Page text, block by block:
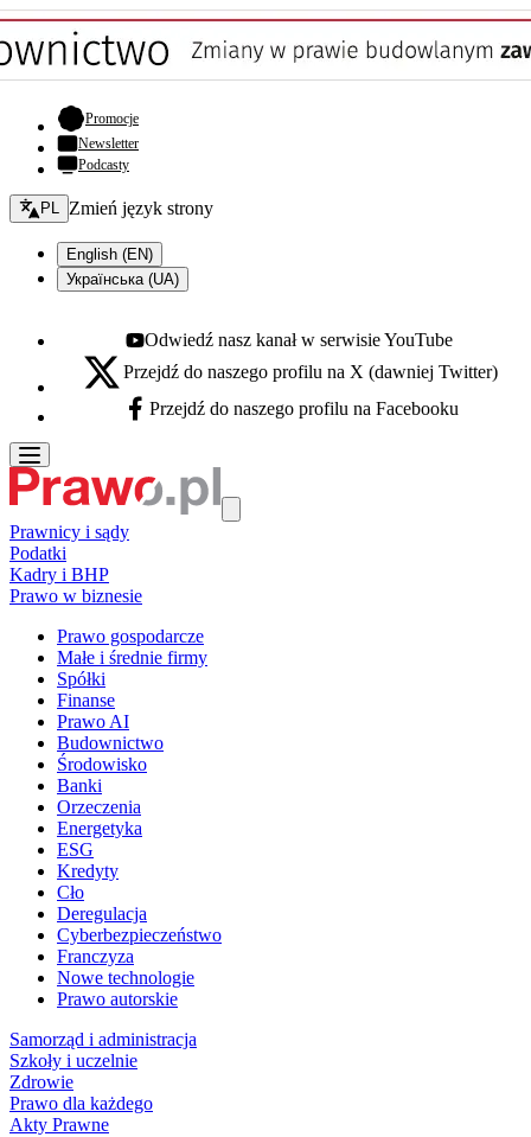
Promocje- otwiera się w nowej karcie
Newsletter
Podcasty
Zmień język - bieżący:
PL Zmień język strony
English (EN)
Українська (UA)
Youtube - otwiera się w nowej karcie
Odwiedź nasz kanał w serwisie YouTube
X - otwiera się w nowej karcie
Przejdź do naszego profilu na X (dawniej Twitter)
Facebook - otwiera się w nowej karcie
Przejdź do naszego profilu na Facebooku
Prawnicy i sądy
Podatki
Kadry i BHP
Prawo w biznesie
Prawo gospodarcze
Małe i średnie firmy
Spółki
Finanse
Prawo AI
Budownictwo
Środowisko
Banki
Orzeczenia
Energetyka
ESG
Kredyty
Cło
Deregulacja
Cyberbezpieczeństwo
Franczyza
Nowe technologie
Prawo autorskie
Samorząd i administracja
Szkoły i uczelnie
Zdrowie
Prawo dla każdego
Akty Prawne